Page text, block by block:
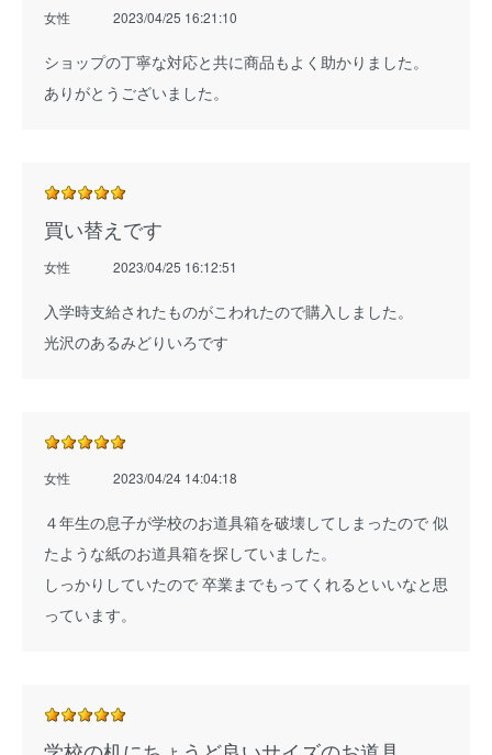
女性 2023/04/25 16:21:10
ショップの丁寧な対応と共に商品もよく助かりました。
ありがとうございました。
買い替えです
女性 2023/04/25 16:12:51
入学時支給されたものがこわれたので購入しました。
光沢のあるみどりいろです
女性 2023/04/24 14:04:18
４年生の息子が学校のお道具箱を破壊してしまったので 似
たような紙のお道具箱を探していました。
しっかりしていたので 卒業までもってくれるといいなと思
っています。